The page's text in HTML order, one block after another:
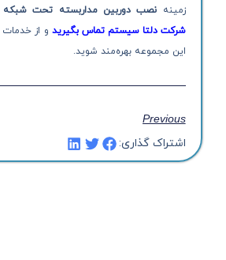
زمینه نصب دوربین مداربسته تحت شبکه
شرکت دلتا سیستم تماس بگیرید و از خدمات
این مجموعه بهره‌مند شوید.
Previous
اشتراک گذاری: